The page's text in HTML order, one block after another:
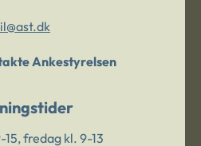
Ankestyrelsen
fredag kl. 9-13